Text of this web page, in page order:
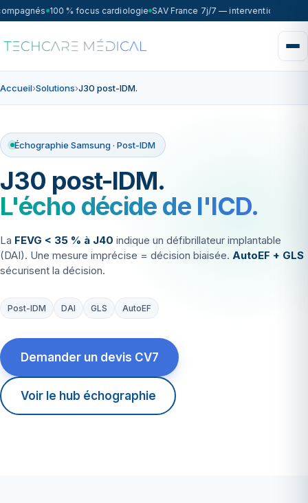
100 % focus cardiologie SAV France 7j/7 — intervention sous
Accueil›Solutions›J30 post-IDM.
Échographie Samsung · Post-IDM
J30 post-IDM.
L'écho décide de l'ICD.
La FEVG < 35 % à J40 indique un défibrillateur implantable
(DAI). Une mesure imprécise = décision biaisée. AutoEF + GLS
sécurisent la décision.
Post-IDM DAI GLS AutoEF
Demander un devis CV7
Voir le hub échographie